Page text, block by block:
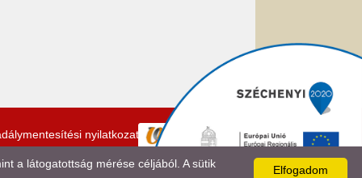
nyilatkozat
Elfogadom
a látogatottság mérése céljából. A sütik